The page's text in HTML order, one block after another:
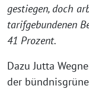
gestiegen, doch
tarifgebundenen
41 Prozent.
Dazu Jutta
der